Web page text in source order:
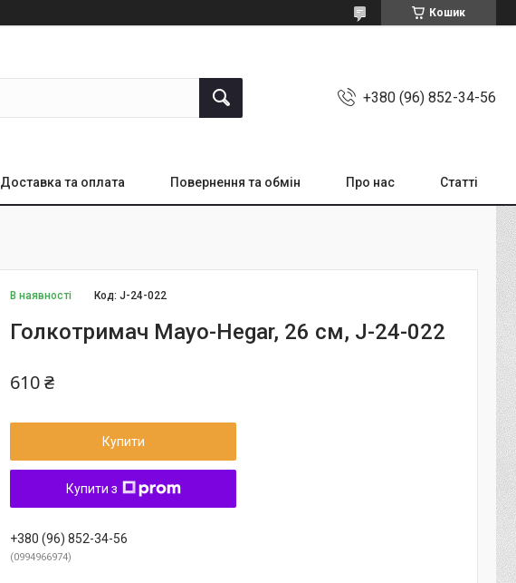
Кошик
+380 (96) 852-34-56
Доставка та оплата Повернення та обмін Про нас Статті
В наявності Код:J-24-022
Голкотримач Mayo-Hegar, 26 см, J-24-022
610 ₴
Купити
Купити з
+380 (96) 852-34-56
0994966974